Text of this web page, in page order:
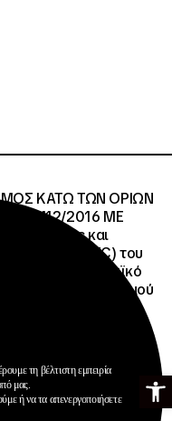
Ανοίξτε
ΚΑΤΩ ΤΩΝ ΟΡΙΩΝ
Ν.4412/2016 ΜΕ
και
Cycle – TEC) του
Corps (Ευρωπαϊκό
Συντονισμού
Νεολαία &
Αλληλεγγύης ΜΕ
ΦΠΑ 61.935,48€
τη βέλτιστη εμπειρία
μας.
ή να τα απενεργοποιήσετε